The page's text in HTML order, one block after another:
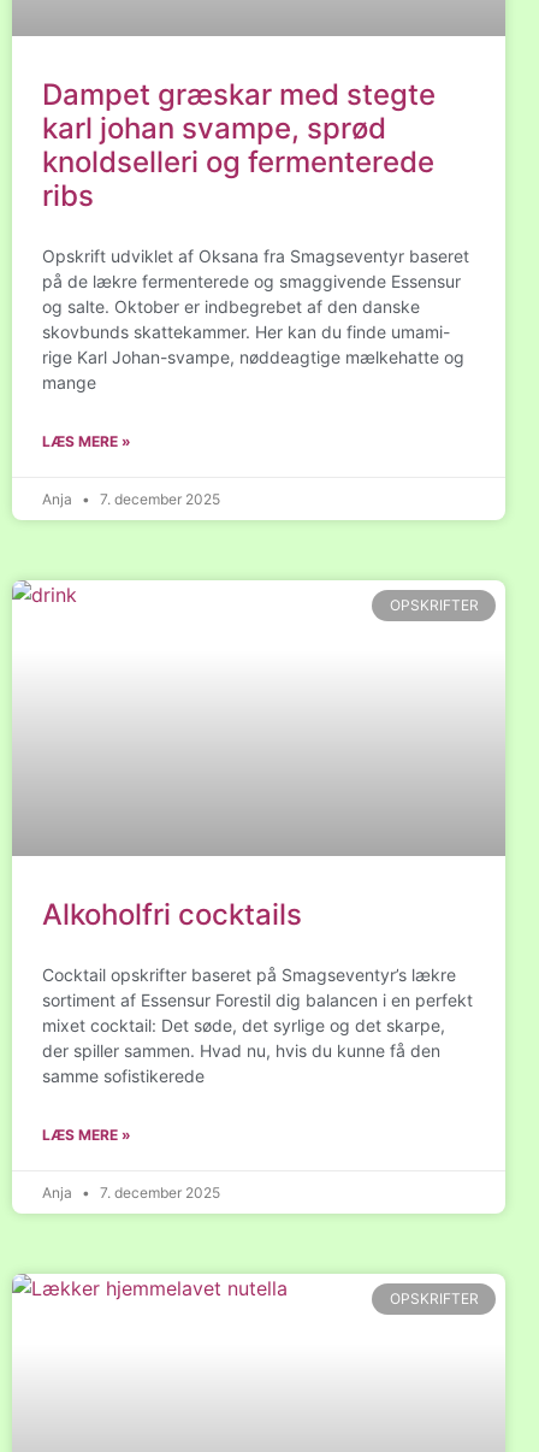
Dampet græskar med stegte
karl johan svampe, sprød
knoldselleri og fermenterede
ribs
Opskrift udviklet af Oksana fra Smagseventyr baseret
på de lækre fermenterede og smaggivende Essensur
og salte. Oktober er indbegrebet af den danske
skovbunds skattekammer. Her kan du finde umami-
rige Karl Johan-svampe, nøddeagtige mælkehatte og
mange
LÆS MERE »
Anja 7. december 2025
OPSKRIFTER
Alkoholfri cocktails
Cocktail opskrifter baseret på Smagseventyr’s lækre
sortiment af Essensur Forestil dig balancen i en perfekt
mixet cocktail: Det søde, det syrlige og det skarpe,
der spiller sammen. Hvad nu, hvis du kunne få den
samme sofistikerede
LÆS MERE »
Anja 7. december 2025
OPSKRIFTER